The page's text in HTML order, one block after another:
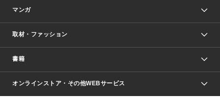
マンガ
少年マンガ
Vジャンプ
週刊ヤングジャンプ
取材・ファッション
Seventeen
芸能・情報・スポーツ
書籍
文芸・文庫・総合
オンラインストア・その他WEBサービス